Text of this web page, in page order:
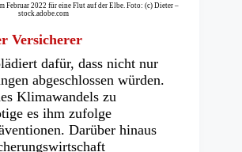
Februar 2022 für eine Flut auf der Elbe. Foto: (c) Dieter –
stock.adobe.com
Versicherer
dafür, dass nicht nur
abgeschlossen würden.
Klimawandels zu
es ihm zufolge
Darüber hinaus